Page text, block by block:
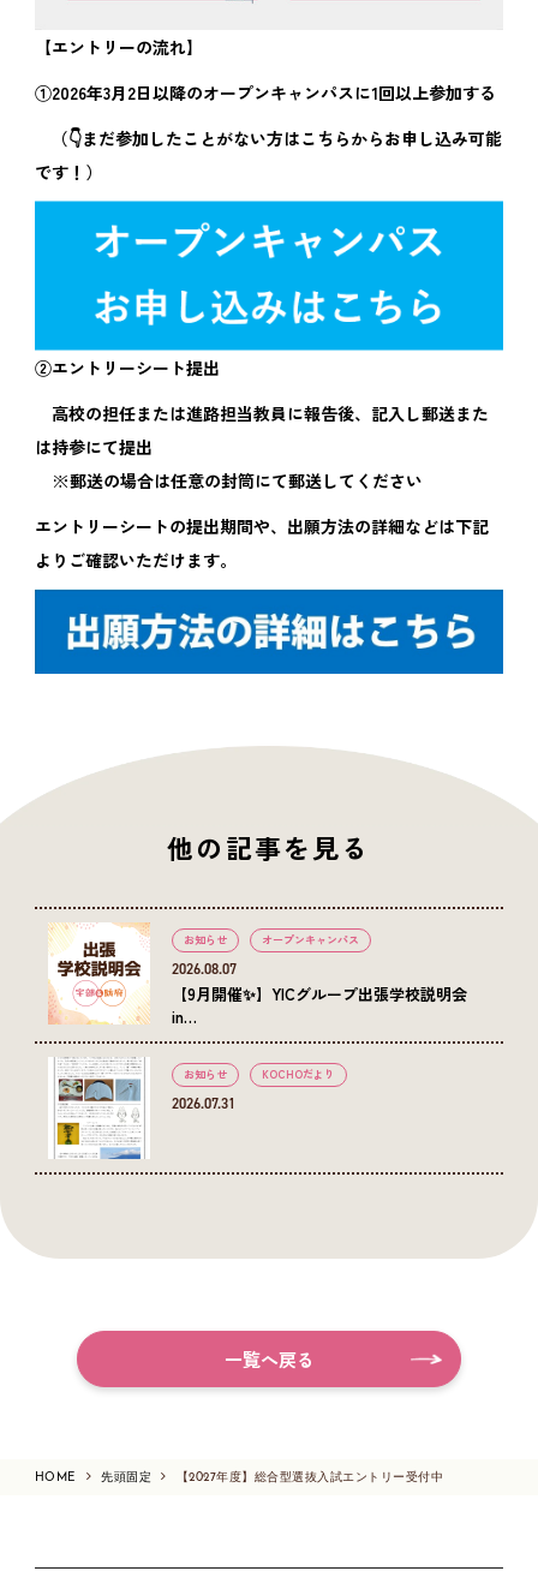
【エントリーの流れ】
①2026年3月2日以降のオープンキャンパスに1回以上参加する
（👇まだ参加したことがない方はこちらからお申し込み可能
です！）
②エントリーシート提出
高校の担任または進路担当教員に報告後、記入し郵送また
は持参にて提出
※郵送の場合は任意の封筒にて郵送してください
エントリーシートの提出期間や、出願方法の詳細などは下記
よりご確認いただけます。
他の記事を見る
お知らせ オープンキャンパス
2026.08.07
【9月開催✨】YICグループ出張学校説明会
in…
お知らせ KOCHOだより
2026.07.31
一覧へ戻る
HOME 先頭固定 【2027年度】総合型選抜入試エントリー受付中